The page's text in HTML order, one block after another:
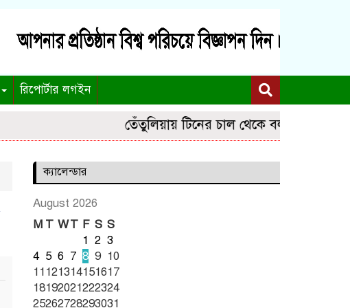
রিপোর্টার লগইন
তেঁতুলিয়ায় টিনের চাল থেকে বল পাড়তে যেয়ে
ক্যালেন্ডার
August 2026
M T WT F S S
1 2 3
4 5 6 7 8 9 10
11121314151617
18192021222324
25262728293031